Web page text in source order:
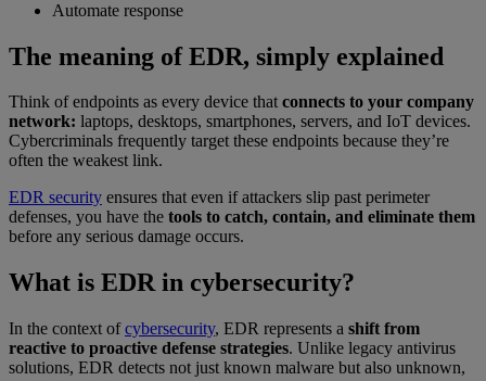
Automate response
The meaning of EDR, simply explained
Think of endpoints as every device thatconnects to your company
network: laptops, desktops, smartphones, servers, and IoT devices.
Cybercriminals frequently target these endpoints because they’re
often the weakest link.
EDR security ensures that even if attackers slip past perimeter
defenses, you have the tools to catch, contain, and eliminate them
before any serious damage occurs.
What is EDR in cybersecurity?
In the context ofcybersecurity, EDR represents a shift from
reactive to proactive defense strategies. Unlike legacy antivirus
solutions, EDR detects not just known malware but also unknown,